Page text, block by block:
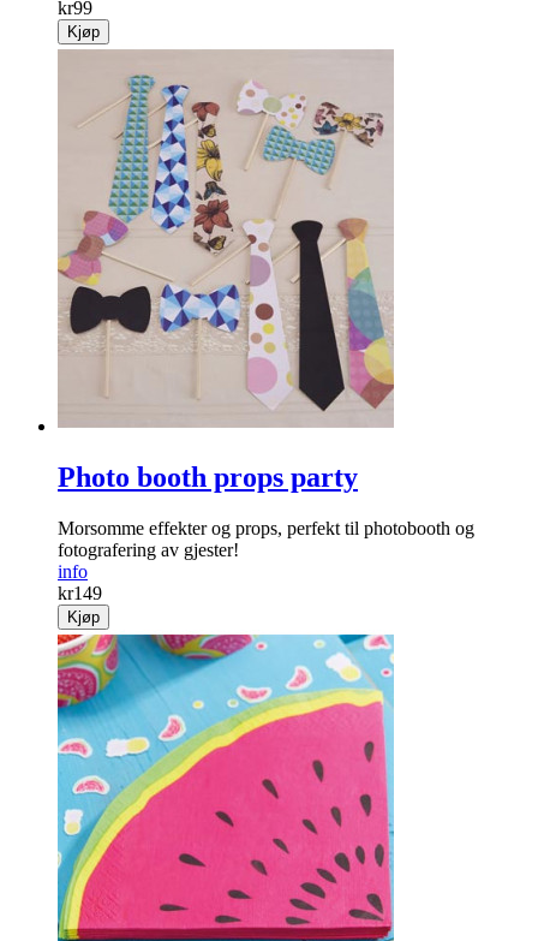
kr99
Kjøp
Photo booth props party
Morsomme effekter og props, perfekt til photobooth og
fotografering av gjester!
info
kr149
Kjøp